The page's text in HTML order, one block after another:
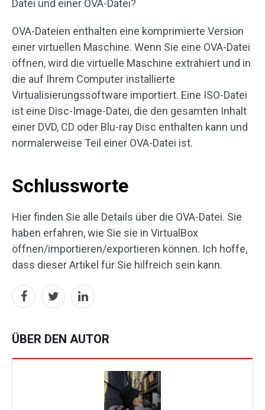
Datei und einer OVA-Datei?
OVA-Dateien enthalten eine komprimierte Version
einer virtuellen Maschine. Wenn Sie eine OVA-Datei
öffnen, wird die virtuelle Maschine extrahiert und in
die auf Ihrem Computer installierte
Virtualisierungssoftware importiert. Eine ISO-Datei
ist eine Disc-Image-Datei, die den gesamten Inhalt
einer DVD, CD oder Blu-ray Disc enthalten kann und
normalerweise Teil einer OVA-Datei ist.
Schlussworte
Hier finden Sie alle Details über die OVA-Datei. Sie
haben erfahren, wie Sie sie in VirtualBox
öffnen/importieren/exportieren können. Ich hoffe,
dass dieser Artikel für Sie hilfreich sein kann.
ÜBER DEN AUTOR